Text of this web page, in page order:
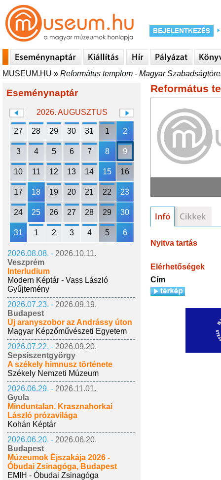
MUSEUM.HU » Református templom - Magyar
Eseménynaptár
2026. AUGUSZTUS
27 28 29 30 31 1 2
3 4 5 6 7 8 9
10 11 12 13 14 15 16
17 18 19 20 21 22 23
24 25 26 27 28 29 30
31 1 2 3 4 5 6
2026.08.08. - 2026.10.11.
Veszprém
Interludium
Modern Képtár - Vass László
Gyűjtemény
2026.07.23. - 2026.09.19.
Budapest
Új aranyszobor az Andrássy úton
Magyar Képzőművészeti Egyetem
2026.07.22. - 2026.09.20.
Sepsiszentgyörgy
A székely himnusz története
Székely Nemzeti Múzeum
2026.06.29. - 2026.11.01.
Gyula
Minduntalan. Krasznahorkai
László prózavilága
Kohán Képtár
2026.06.20. - 2026.06.20.
Budapest
Múzeumok Éjszakája 2026 -
Óbudai Zsinagóga, Budapest
EMIH - Óbudai Zsinagóga
Református
Nyitva tartás
Elérhetőségek
Cím